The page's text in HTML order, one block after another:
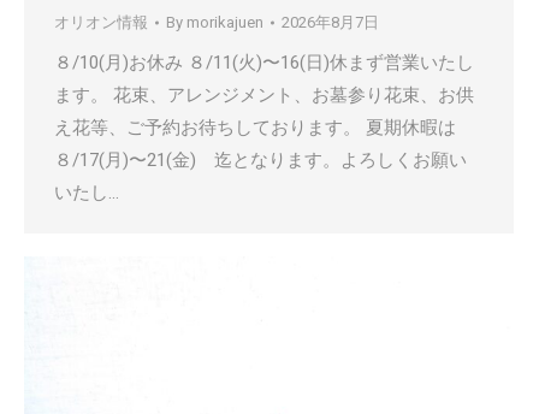
オリオン情報 By morikajuen 2026年8月7日
８/10(月)お休み ８/11(火)〜16(日)休まず営業いたし
ます。 花束、アレンジメント、お墓参り花束、お供
え花等、ご予約お待ちしております。 夏期休暇は
８/17(月)〜21(金) 迄となります。よろしくお願い
いたし…